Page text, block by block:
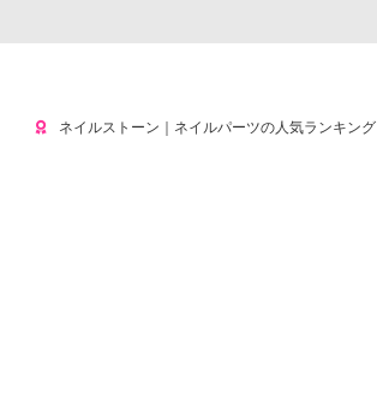
ネイルストーン｜ネイルパーツの人気ランキング